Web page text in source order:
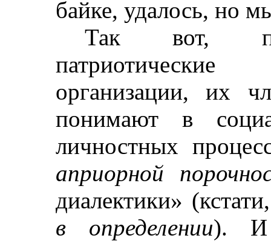
байке, удалось, но
Так вот,
организации, их
понимают в
личностных
априорной
диалектики»
в определении). И